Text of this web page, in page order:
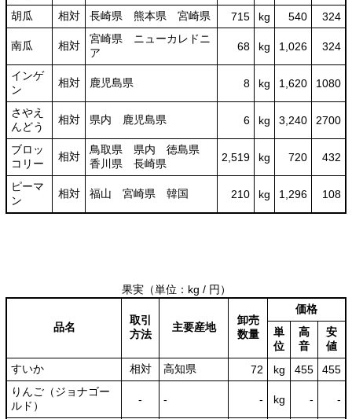
胡瓜 相対 長崎県 熊本県 宮崎県 715 kg 540 324
南瓜 相対
宮崎県 ニューカレドニ
ア
68 kg 1,026 324
インゲ
ン
相対 鹿児島県 8 kg 1,620 1080
さやえ
んどう
相対 県内 鹿児島県 6 kg 3,240 2700
ブロッ
コリー
相対
鳥取県 県内 徳島県
香川県 長崎県
2,519 kg 720 432
ピーマ
ン
相対 福山 宮崎県 韓国 210 kg 1,296 108
果実（単位：kg / 円）
品名
取引
方法
主要産地
卸売
数量
価格
単
位
高
音
安
値
すいか
相対 高知県 72 kg 455
455
りんご（ジョナゴー
ルド）
‐ ‐ ‐ kg - ‐